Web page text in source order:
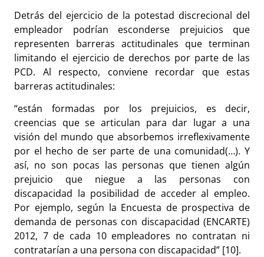
Detrás del ejercicio de la potestad discrecional del
empleador podrían esconderse prejuicios que
representen barreras actitudinales que terminan
limitando el ejercicio de derechos por parte de las
PCD. Al respecto, conviene recordar que estas
barreras actitudinales:
“están formadas por los prejuicios, es decir,
creencias que se articulan para dar lugar a una
visión del mundo que absorbemos irreflexivamente
por el hecho de ser parte de una comunidad(…). Y
así, no son pocas las personas que tienen algún
prejuicio que niegue a las personas con
discapacidad la posibilidad de acceder al empleo.
Por ejemplo, según la Encuesta de prospectiva de
demanda de personas con discapacidad (ENCARTE)
2012, 7 de cada 10 empleadores no contratan ni
contratarían a una persona con discapacidad” [10].